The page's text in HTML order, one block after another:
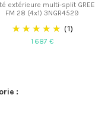
extérieure multi-split GREE
FM 28 (4x1) 3NGR4529
(1)
1 687 €
: